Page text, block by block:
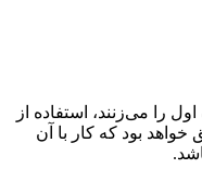
را می‌زنند، استفاده از
خواهد بود که کار با آن